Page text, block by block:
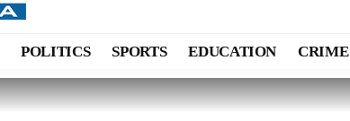
POLITICS SPORTS EDUCATION CRIME